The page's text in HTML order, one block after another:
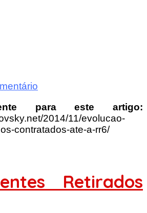
para este artigo:
2014/11/evolucao-
contratados-ate-a-rr6/
Retirados